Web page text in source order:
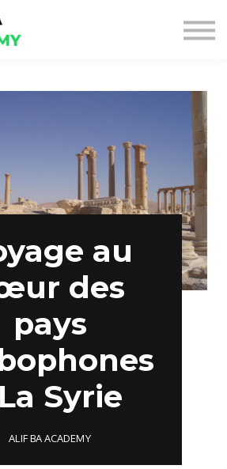
OFFRES
CONNECTER
au
des
pays
Syrie
ALIF BA ACADEMY